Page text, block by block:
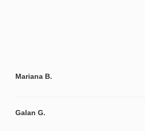
Mariana B.
Galan G.